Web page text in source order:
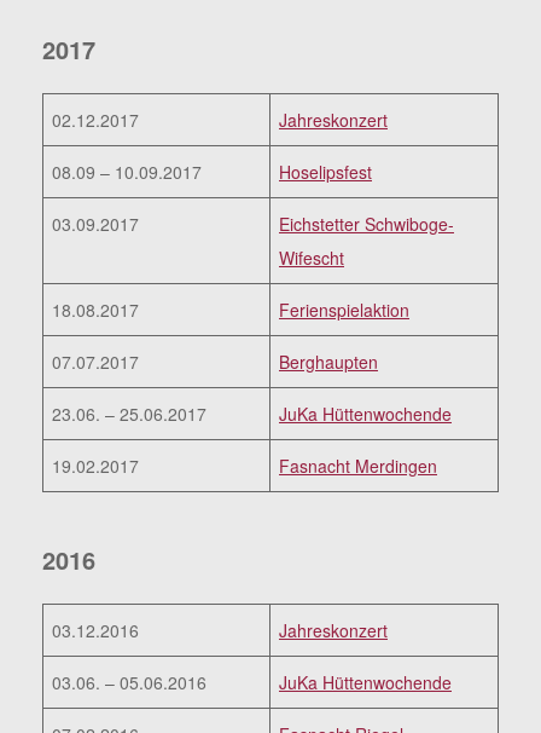
2017
02.12.2017 Jahreskonzert
08.09 – 10.09.2017 Hoselipsfest
03.09.2017
Eichstetter Schwiboge-
Wifescht
18.08.2017 Ferienspielaktion
07.07.2017 Berghaupten
23.06. – 25.06.2017 JuKa Hüttenwochende
19.02.2017 Fasnacht Merdingen
2016
03.12.2016 Jahreskonzert
03.06. – 05.06.2016 JuKa Hüttenwochende